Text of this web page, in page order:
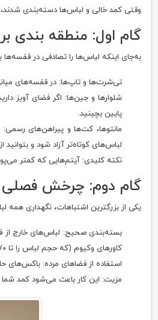
وقتی کمد خالی و لباس‌ها دسته‌بندی
گام اول: منطقه بندی
به‌جای اینکه لباس‌ها را تصادفی در
تی‌شرت‌ها و تاپ‌ها: در قفسه‌های
شلوارها و جین‌ها: اگر فضای آویز
پایین بچینید.
مانتوها، کت‌ها و پیراهن‌های رسمی:
لباس‌های کوتاه‌تر آزاد شود و
نکته کلیدی: آیتم‌هایی که کمتر
گام دوم: چرخش فصلی
یکی از بزرگترین اشتباهات، نگهداری
بسته‌بندی صحیح: لباس‌های خارج از
کاورهای وکیوم (که حجم لباس را تا ۷۰٪ کم می‌کنند) قرار دهید.
استفاده از فضاهای مرده: باکس‌های
مزیت: این کار باعث می‌شود کمد